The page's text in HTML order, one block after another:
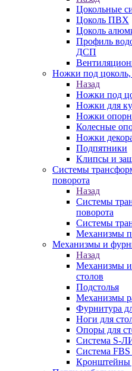
Цокольные
Цоколь ПВХ
Цоколь
Профиль
ДСП
Ножки под цоколь,
Назад
Ножки под
Ножки для
Ножки
Колесные
Ножки
Подпятники
Клипсы и
Системы
поворота
Назад
Системы
поворота
Системы
Механизмы
Механизмы и
Назад
Механизмы и
столов
Подстолья
Механизмы
Фурнитура
Ноги для
Опоры для
Система S-
Система FBS
Кронштейны